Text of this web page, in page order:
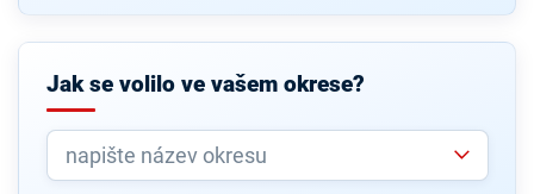
Jak se volilo ve vašem okrese?